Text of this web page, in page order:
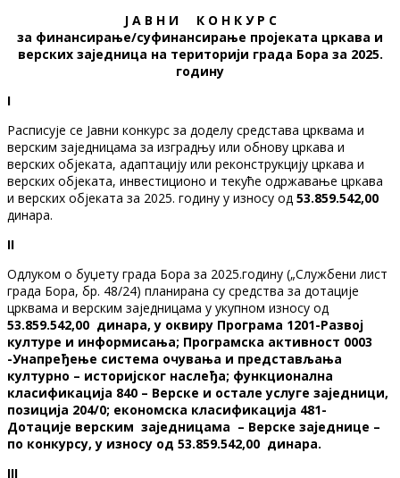
Ј А В Н И К О Н К У Р С
за финансирање/суфинансирање пројеката цркава и
верских заједница на територији града Бора за 2025.
годину
I
Расписује се Јавни конкурс за доделу средстава црквама и
верским заједницама за изградњу или обнову цркава и
верских објеката, адаптацију или реконструкцију цркава и
верских објеката, инвестиционо и текуће одржавање цркава
и верских објеката за 2025. годину у износу од 53.859.542,00
динара.
II
Одлуком о буџету града Бора за 2025.годину („Службени лист
града Бора, бр. 48/24) планирана су средства за дотације
црквама и верским заједницама у укупном износу од
53.859.542,00 динара, у оквиру Програма 1201-Развој
културе и информисања; Програмска активност 0003
-Унапређење система очувања и представљања
културно – историјског наслеђа; функционална
класификација 840 – Верске и остале услуге заједници,
позиција 204/0; економска класификација 481-
Дотације верским заједницама – Верске заједнице –
по конкурсу, у износу од 53.859.542,00 динара.
III